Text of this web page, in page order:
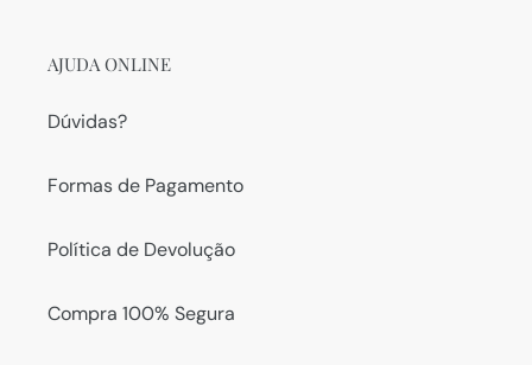
AJUDA ONLINE
Dúvidas?
Formas de Pagamento
Política de Devolução
Compra 100% Segura